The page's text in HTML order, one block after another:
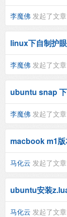
李魔佛 发起了文章
linux下自制护
李魔佛 发起了文章
ubuntu snap
李魔佛 发起了文章
macbook m1
马化云 发起了文章
ubuntu安装
马化云 发起了文章